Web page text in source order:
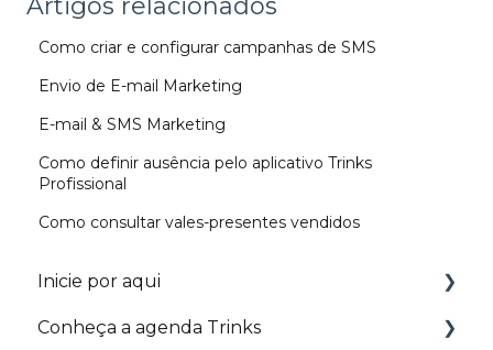
Artigos relacionados
Como criar e configurar campanhas de SMS
Envio de E-mail Marketing
E-mail & SMS Marketing
Como definir ausência pelo aplicativo Trinks
Profissional
Como consultar vales-presentes vendidos
Inicie por aqui
Trilhas
Conheça a agenda Trinks